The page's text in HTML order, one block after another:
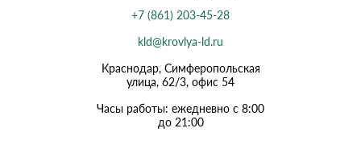
+7 (861) 203-45-28
kld@krovlya-ld.ru
Краснодар, Симферопольская
улица, 62/3, офис 54
Часы работы: ежедневно с 8:00
до 21:00